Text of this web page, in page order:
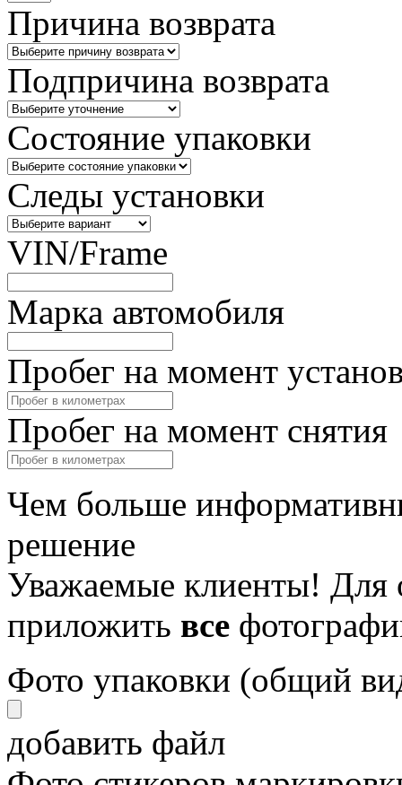
Причина возврата
Подпричина возврата
Состояние упаковки
Следы установки
VIN/Frame
Марка автомобиля
Пробег на момент
Пробег на момент снятия
Чем больше
решение
Уважаемые клиенты! Для
приложить все
Фото упаковки (общий
добавить файл